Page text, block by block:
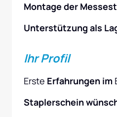
Montage der
Unterstützung als
Ihr Profil
Erste Erfahrungen im
Staplerschein